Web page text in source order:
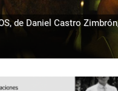
de Daniel Castro